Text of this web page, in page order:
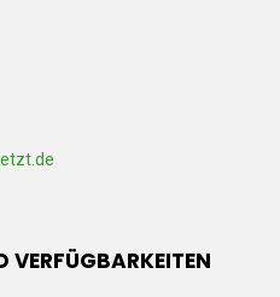
VERFÜGBARKEITEN